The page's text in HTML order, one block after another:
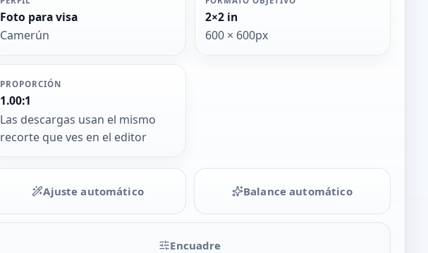
Foto para visa
Camerún
2×2 in
600 × 600px
PROPORCIÓN
1.00:1
Las descargas usan el mismo
recorte que ves en el editor
Ajuste automático Balance automático
Encuadre